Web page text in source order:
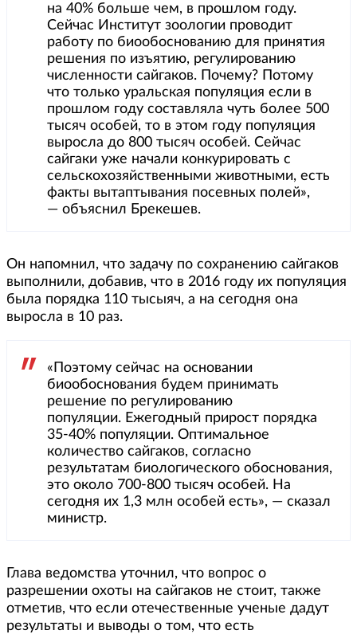
на 40% больше чем, в прошлом году.
Сейчас Институт зоологии проводит
работу по биообоснованию для принятия
решения по изъятию, регулированию
численности сайгаков. Почему? Потому
что только уральская популяция если в
прошлом году составляла чуть более 500
тысяч особей, то в этом году популяция
выросла до 800 тысяч особей. Сейчас
сайгаки уже начали конкурировать с
сельскохозяйственными животными, есть
факты вытаптывания посевных полей»,
— объяснил Брекешев.
Он напомнил, что задачу по сохранению сайгаков
выполнили, добавив, что в 2016 году их популяция
была порядка 110 тысыяч, а на сегодня она
выросла в 10 раз.
«Поэтому сейчас на основании
биообоснования будем принимать
решение по регулированию
популяции. Ежегодный прирост порядка
35-40% популяции. Оптимальное
количество сайгаков, согласно
результатам биологического обоснования,
это около 700-800 тысяч особей. На
сегодня их 1,3 млн особей есть», — сказал
министр.
Глава ведомства уточнил, что вопрос о
разрешении охоты на сайгаков не стоит, также
отметив, что если отечественные ученые дадут
результаты и выводы о том, что есть